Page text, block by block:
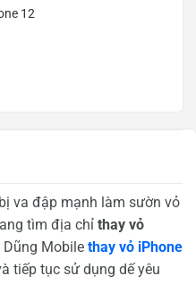
va đập mạnh làm sườn vỏ
tìm địa chỉ thay vỏ
Dũng Mobile thay vỏ iPhone
tiếp tục sử dụng dế yêu
12